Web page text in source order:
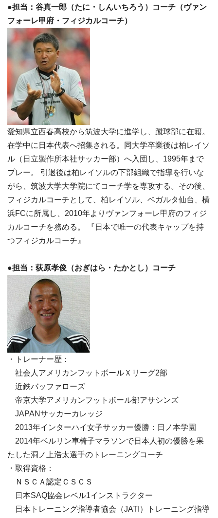
●担当：谷真一郎（たに・しんいちろう）コーチ（ヴァン
フォーレ甲府・フィジカルコーチ）
愛知県立西春高校から筑波大学に進学し、蹴球部に在籍。
在学中に日本代表へ招集される。同大学卒業後は柏レイソ
ル（日立製作所本社サッカー部）へ入団し、1995年まで
プレー。 引退後は柏レイソルの下部組織で指導を行いな
がら、筑波大学大学院にてコーチ学を専攻する。その後、
フィジカルコーチとして、柏レイソル、ベガルタ仙台、横
浜FCに所属し、2010年よりヴァンフォーレ甲府のフィジ
カルコーチを務める。 『日本で唯一の代表キャップを持
つフィジカルコーチ』
●担当：荻原孝俊（おぎはら・たかとし）コーチ
・トレーナー歴：
社会人アメリカンフットボールＸリーグ2部
近鉄バッファローズ
帝京大学アメリカンフットボール部アサシンズ
JAPANサッカーカレッジ
2013年インターハイ女子サッカー優勝：日ノ本学園
2014年ベルリン車椅子マラソンで日本人初の優勝を果
たした洞ノ上浩太選手のトレーニングコーチ
・取得資格：
ＮＳＣＡ認定ＣＳＣＳ
日本SAQ協会レベル1インストラクター
日本トレーニング指導者協会（JATI）トレーニング指導